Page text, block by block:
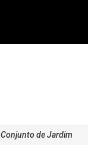
Conjunto de Jardim